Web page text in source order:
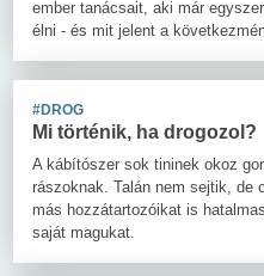
ember tanácsait, aki már
élni - és mit jelent a
#DROG
Mi történik, ha drogozol?
A kábítószer sok tininek okoz
rászoknak. Talán nem sejtik, de
más hozzátartozóikat is
saját magukat.